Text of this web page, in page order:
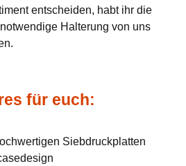
entscheiden, habt ihr die
Halterung von uns
für euch:
Siebdruckplatten